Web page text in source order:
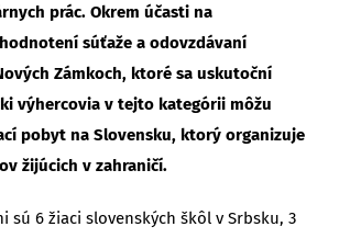
prác. Okrem účasti na
súťaže a odovzdávaní
Zámkoch, ktoré sa uskutoční
výhercovia v tejto kategórii môžu
pobyt na Slovensku, ktorý organizuje
žijúcich v zahraničí.
sú 6 žiaci slovenských škôl v Srbsku, 3